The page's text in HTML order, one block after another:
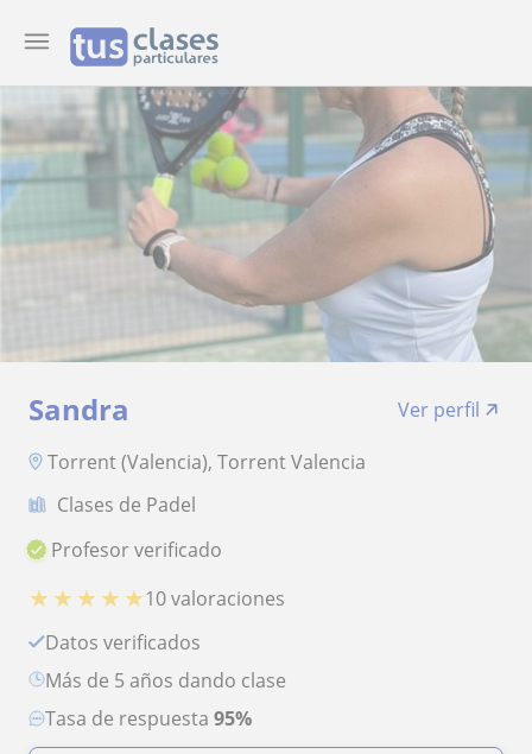
Sandra
Ver perfil
Torrent (Valencia), Torrent Valencia
Clases de Padel
Profesor verificado
★ ★ ★ ★ ★10 valoraciones
Datos verificados
más de 5 años dando clase
Tasa de respuesta 95%